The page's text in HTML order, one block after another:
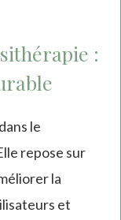
:
le
repose sur
la
et